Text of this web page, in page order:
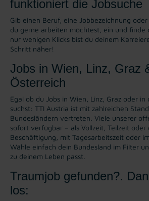
funktioniert die Jobsuche
Gib einen Beruf, eine Jobbezeichnung
du gerne arbeiten möchtest, ein und finde
nur wenigen Klicks bist du deinem
Schritt näher!
Jobs in Wien, Linz, Graz
Österreich
Egal ob du Jobs in Wien, Linz, Graz oder in
suchst: TTI Austria ist mit zahlreichen
Bundesländern vertreten. Viele unserer
sofort verfügbar – als Vollzeit, Teilzeit oder
Beschäftigung, mit Tagesarbeitszeit oder
Wähle einfach dein Bundesland im Filter
zu deinem Leben passt.
Traumjob gefunden?.
los: